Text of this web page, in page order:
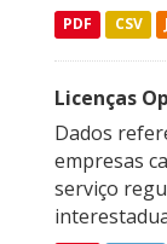
PDF CSV
Licenças
Dados
empresas
serviço